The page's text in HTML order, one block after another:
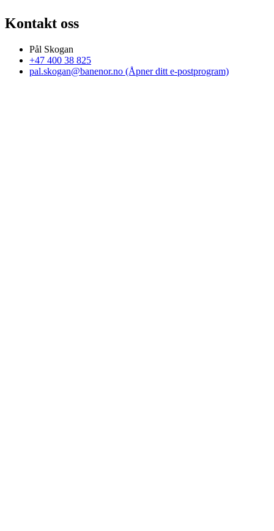
Kontakt oss
Pål Skogan
+47 400 38 825
pal.skogan@banenor.no (Åpner ditt e-postprogram)